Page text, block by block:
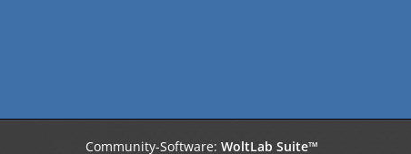
Community-Software: WoltLab Suite™